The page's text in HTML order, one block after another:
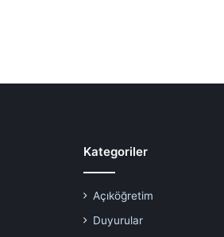
Kategoriler
Açıköğretim
Duyurular